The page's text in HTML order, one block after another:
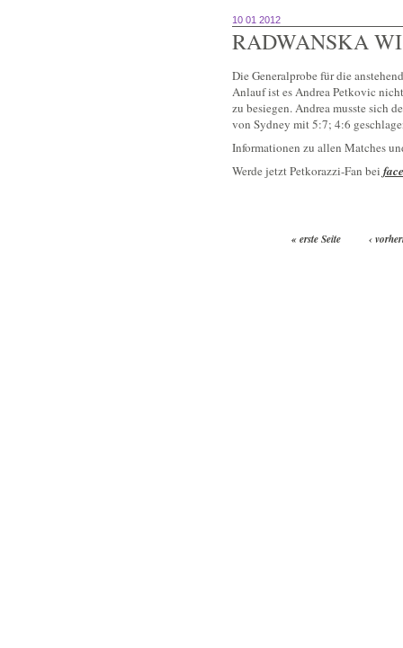
10 01 2012
RADWANSKA
Die Generalprobe für die
Anlauf ist es Andrea Petkovic
zu besiegen. Andrea musste sich
von Sydney mit 5:7; 4:6
Informationen zu allen Matches
Werde jetzt Petkorazzi-Fan bei
« erste Seite ‹